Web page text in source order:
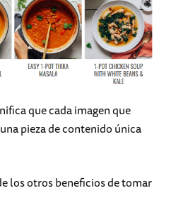
que cada imagen que
pieza de contenido única
los otros beneficios de tomar